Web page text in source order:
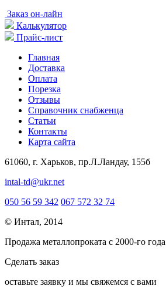
Заказ он-лайн
Калькулятор
Прайс-лист
Главная
Доставка
Оплата
Порезка
Отзывы
Справочник снабженца
Статьи
Контакты
Карта сайта
61060, г. Харьков, пр.Л.Ландау, 155б
intal-td@ukr.net
050 56 59 342 067 572 32 74
© Интал, 2014
Продажа металлопроката с 2000-го года
Сделать заказ
оcтавьте заявку и мы свяжемся с вами